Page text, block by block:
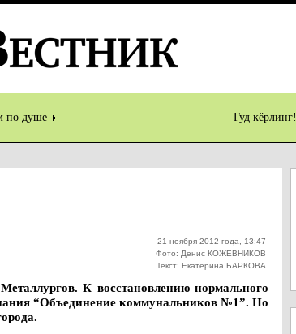
по душе Гуд кёрлинг!
21 ноября 2012 года, 13:47
Фото: Денис КОЖЕВНИКОВ
Текст: Екатерина БАРКОВА
К восстановлению нормального
“Объединение коммунальников №1”. Но